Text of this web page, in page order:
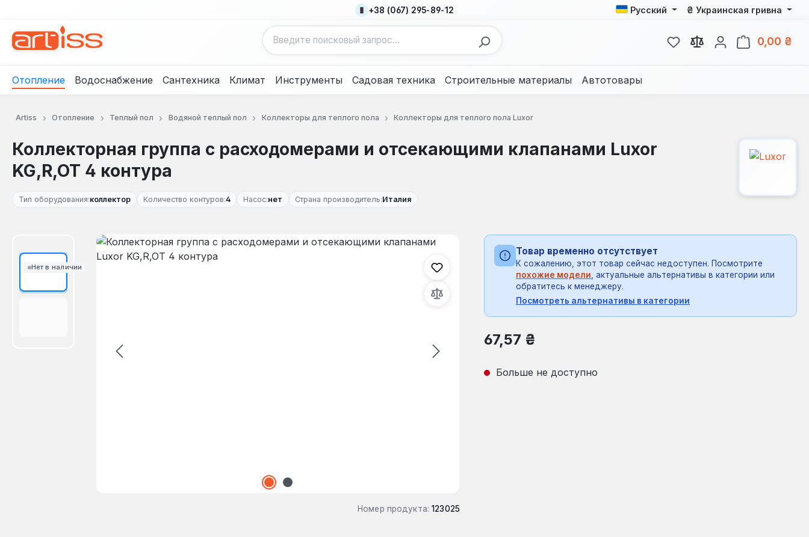
+38 (067) 295-89-12 Русский ₴ Украинская гривна
У вас есть товары из
0,00 ₴
Отопление Водоснабжение Сантехника Климат Инструменты Садовая техника Строительные материалы Автотовары
Artiss Отопление Теплый пол Водяной теплый пол Коллекторы для теплого пола Коллекторы для теплого пола Luxor
Коллекторная группа с расходомерами и отсекающими клапанами Luxor
KG,R,OT 4 контура
Тип оборудования:коллектор Количество контуров:4 Насос:нет Страна производитель:Италия
Нет в наличии
Пропустить галерею изображений
Номер продукта: 123025
Товар временно отсутствует
К сожалению, этот товар сейчас недоступен. Посмотрите
похожие модели , актуальные альтернативы в категории или
обратитесь к менеджеру.
Посмотреть альтернативы в категории
Обычная цена:
67,57 ₴
Больше не доступно